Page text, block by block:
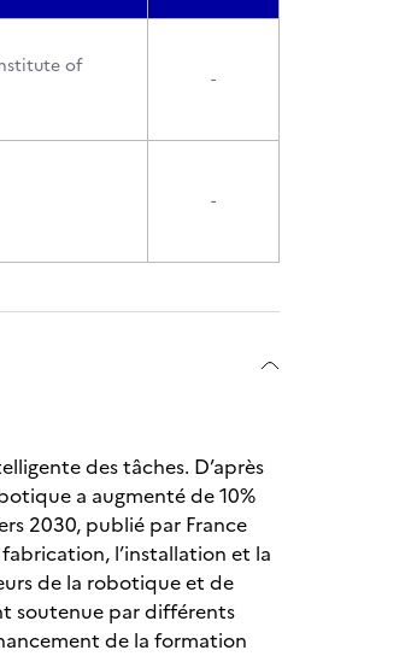
of
-
-
des tâches. D’après
a augmenté de 10%
2030, publié par France
l’installation et la
de la robotique et de
soutenue par différents
de la formation